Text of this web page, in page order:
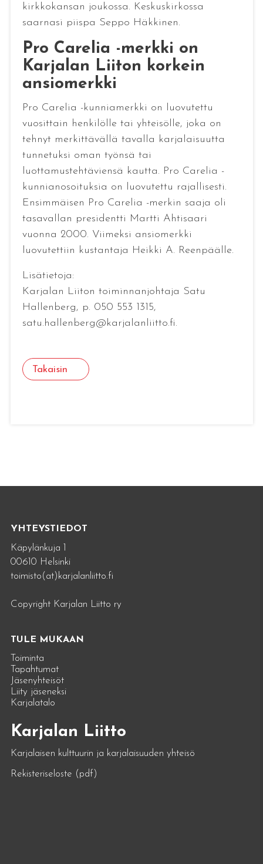
kirkkokansan joukossa. Keskuskirkossa
saarnasi piispa Seppo Häkkinen.
Pro Carelia -merkki on
Karjalan Liiton korkein
ansiomerkki
Pro Carelia -kunniamerkki on luovutettu
vuosittain henkilölle tai yhteisölle, joka on
tehnyt merkittävällä tavalla karjalaisuutta
tunnetuksi oman työnsä tai
luottamustehtäviensä kautta. Pro Carelia -
kunnianosoituksia on luovutettu rajallisesti.
Ensimmäisen Pro Carelia -merkin saaja oli
tasavallan presidentti Martti Ahtisaari
vuonna 2000. Viimeksi ansiomerkki
luovutettiin kustantaja Heikki A. Reenpäälle.
Lisätietoja:
Karjalan Liiton toiminnanjohtaja Satu
Hallenberg, p. 050 553 1315,
satu.hallenberg@karjalanliitto.fi.
Takaisin
YHTEYSTIEDOT
Käpylänkuja 1
00610 Helsinki
toimisto(at)karjalanliitto.fi
Copyright Karjalan Liitto ry
TULE MUKAAN
Toiminta
Tapahtumat
Jäsenyhteisöt
Liity jäseneksi
Karjalatalo
Karjalan Liitto
Karjalaisen kulttuurin ja karjalaisuuden yhteisö
Rekisteriseloste (pdf)